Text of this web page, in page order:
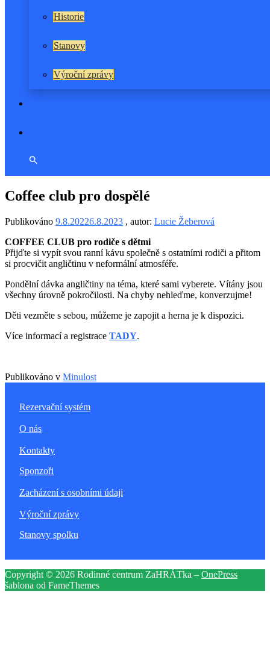
Historie
Stanovy
Výroční zprávy
Coffee club pro dospělé
Publikováno 9.8.20226.8.2023 , autor: Lucie Žeberová
COFFEE CLUB pro rodiče s dětmi
Přijďte si vypít svou ranní kávu společně s ostatními rodiči a přitom
si procvičit angličtinu v neformální atmosféře.
Pondělní dávka angličtiny na téma, které sami vyberete. Vítány jsou
všechny úrovně pokročilosti. Na chyby nehleďme, konverzujme!
Děti vezměte s sebou, můžeme je zapojit a herna je k dispozici.
Více informací a registrace TADY.
Publikováno v Minulost
Rezervační systém
O nás
Kontakty
Sponzoři
Zacházení s osobními údaji
Výroční zprávy
Stanovy spolku
Copyright © 2026 Rodinné centrum ZaHRÁTka – OnePress
šablona od FameThemes